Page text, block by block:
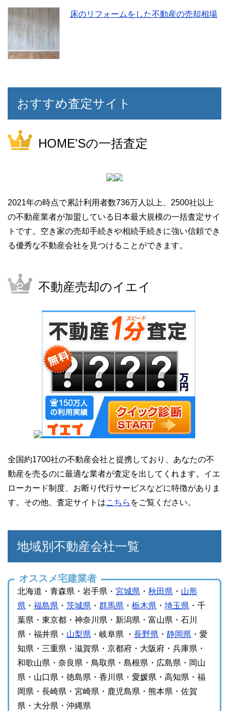
床のリフォームをした不動産の売却相場
おすすめ査定サイト
HOME'Sの一括査定
2021年の時点で累計利用者数736万人以上、2500社以上
の不動産業者が加盟している日本最大規模の一括査定サイ
トです。空き家の売却手続きや相続手続きに強い信頼でき
る優秀な不動産会社を見つけることができます。
不動産売却のイエイ
全国約1700社の不動産会社と提携しており、あなたの不
動産を売るのに最適な業者が査定を出してくれます。イエ
ローカード制度、お断り代行サービスなどに特徴がありま
す。その他、査定サイトはこちら をご覧ください。
地域別不動産会社一覧
オススメ宅建業者
北海道・青森県・岩手県・ 宮城県 ・ 秋田県 ・ 山形
県 ・ 福島県 ・ 茨城県 ・ 群馬県 ・ 栃木県 ・ 埼玉県 ・千
葉県・東京都・神奈川県・新潟県・富山県・石川
県・福井県・ 山梨県 ・岐阜県 ・ 長野県 ・ 静岡県 ・愛
知県・三重県・滋賀県・京都府・大阪府・兵庫県・
和歌山県・奈良県・鳥取県・島根県・広島県・岡山
県・山口県・徳島県・香川県・愛媛県・高知県・福
岡県・長崎県・宮崎県・鹿児島県・熊本県・佐賀
県・大分県・沖縄県